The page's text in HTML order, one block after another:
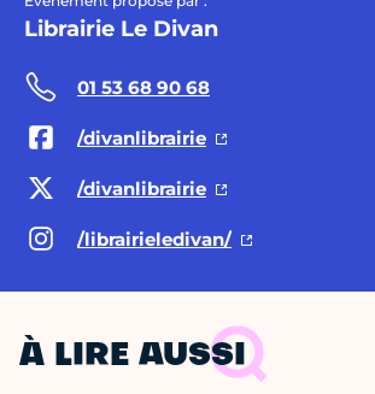
Librairie Le Divan
01 53 68 90 68
/divanlibrairie
/divanlibrairie
/librairieledivan/
À LIRE AUSSI